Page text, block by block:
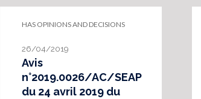
HAS OPINIONS AND DECISIONS
26/04/2019
Avis
n°2019.0026/AC/SEAP
du 24 avril 2019 du